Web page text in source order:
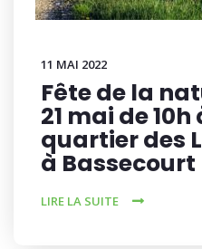
11 MAI 2022
Fête de la
21 mai de 10h
quartier des
à Bassecourt
LIRE LA SUITE